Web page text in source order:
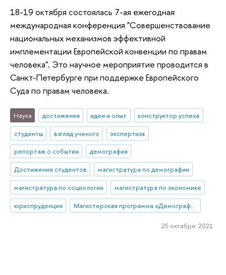
18-19 октября состоялась 7-ая ежегодная
международная конференция "Совершенствование
национальных механизмов эффективной
имплементации Европейской конвенции по правам
человека". Это научное мероприятие проводится в
Санкт-Петербурге при поддержке Европейского
Суда по правам человека.
Наука достижения идеи и опыт
конструктор успеха
студенты
взгляд ученого
экспертиза
репортаж о событии
демография
Достижения студентов
магистратура по демографии
магистратура по социологии
магистратура по экономике
юриспруденция
Магистерская программа «Демография»
25 октября 2021